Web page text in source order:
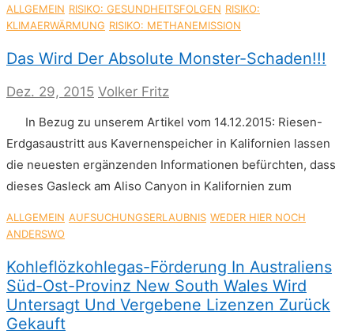
ALLGEMEIN RISIKO: GESUNDHEITSFOLGEN RISIKO:
KLIMAERWÄRMUNG RISIKO: METHANEMISSION
Das Wird Der Absolute Monster-Schaden!!!
Dez. 29, 2015 Volker Fritz
In Bezug zu unserem Artikel vom 14.12.2015: Riesen-
Erdgasaustritt aus Kavernenspeicher in Kalifornien lassen
die neuesten ergänzenden Informationen befürchten, dass
dieses Gasleck am Aliso Canyon in Kalifornien zum
ALLGEMEIN AUFSUCHUNGSERLAUBNIS WEDER HIER NOCH
ANDERSWO
Kohleflözkohlegas-Förderung In Australiens
Süd-Ost-Provinz New South Wales Wird
Untersagt Und Vergebene Lizenzen Zurück
Gekauft